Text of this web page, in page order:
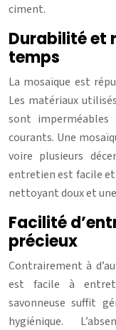
ciment.
Durabilité et
temps
La mosaïque est
Les matériaux
sont
courants. Une
voire plusieurs
entretien est facile et
nettoyant doux et
Facilité
précieux
Contrairement à
est facile à
savonneuse suffit
hygiénique.